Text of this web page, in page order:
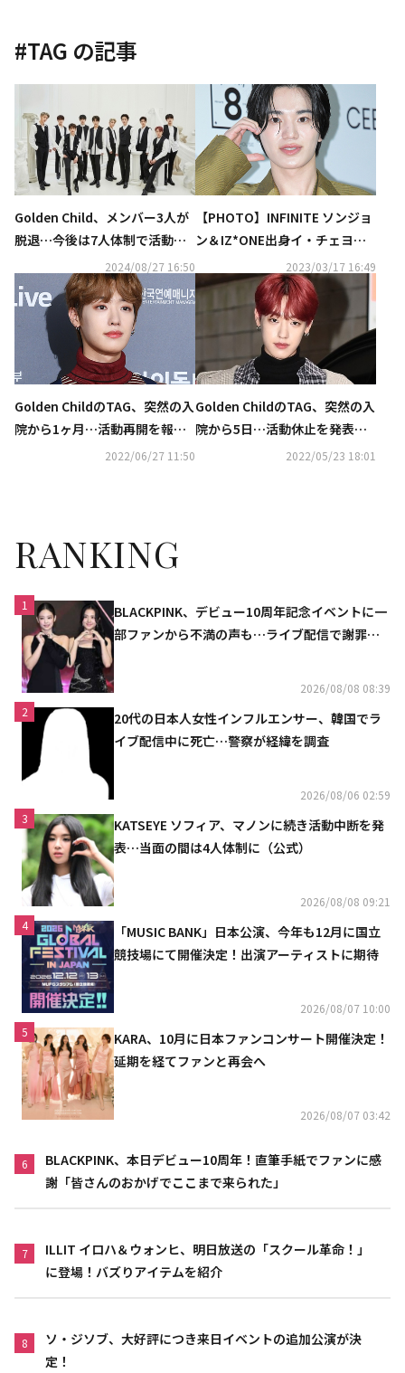
#TAG の記事
Golden Child、メンバー3人が
脱退…今後は7人体制で活動へ
2024/08/27 16:50
【PHOTO】INFINITE ソンジョ
ン＆IZ*ONE出身イ・チェヨン
ら「ソウルファッションウィー
ク」に出席
2023/03/17 16:49
Golden ChildのTAG、突然の入
院から1ヶ月…活動再開を報告
「検査と治療で状態が大きく好
2022/06/27 11:50
Golden ChildのTAG、突然の入
院から5日…活動休止を発表
「肝臓の状態が良くないが治療
2022/05/23 18:01
RANKING
1
BLACKPINK、デビュー10周年記念イベントに一
部ファンから不満の声も…ライブ配信で謝罪
2026/08/08 08:39
2
20代の日本人女性インフルエンサー、韓国でラ
イブ配信中に死亡…警察が経緯を調査
2026/08/06 02:59
3
KATSEYE ソフィア、マノンに続き活動中断を発
表…当面の間は4人体制に（公式）
2026/08/08 09:21
4
「MUSIC BANK」日本公演、今年も12月に国立
競技場にて開催決定！出演アーティストに期待
2026/08/07 10:00
5
KARA、10月に日本ファンコンサート開催決定！
延期を経てファンと再会へ
2026/08/07 03:42
6
BLACKPINK、本日デビュー10周年！直筆手紙でファンに感
謝「皆さんのおかげでここまで来られた」
7
ILLIT イロハ＆ウォンヒ、明日放送の「スクール革命！」
に登場！バズりアイテムを紹介
8
ソ・ジソブ、大好評につき来日イベントの追加公演が決
定！